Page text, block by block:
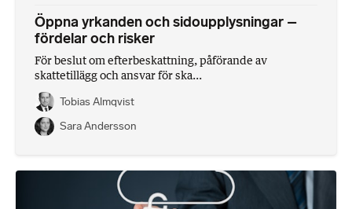
Öppna yrkanden och sidoupplysningar –
fördelar och risker
För beslut om efterbeskattning, påförande av
skattetillägg och ansvar för ska...
Tobias Almqvist
Sara Andersson